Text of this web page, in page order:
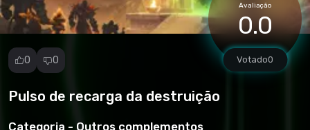
Avaliação
0.0
Votado0
0 0
Pulso de recarga da destruição
Categoria - Outros complementos
Denunciar
Download (3.46 Kb)